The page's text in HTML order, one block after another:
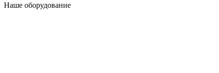
Наше оборудование